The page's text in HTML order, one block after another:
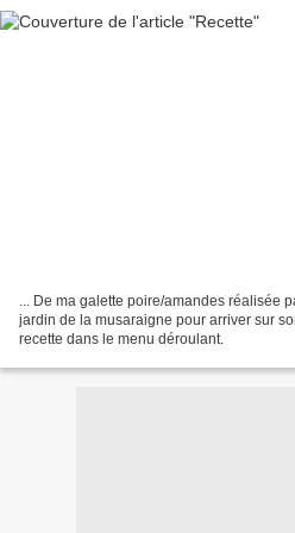
... De ma galette poire/amandes réalisée
jardin de la musaraigne pour arriver sur
recette dans le menu déroulant.